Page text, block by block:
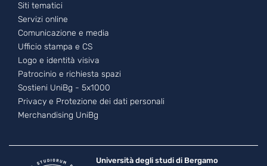
Footer - 3
Siti tematici
Servizi online
Comunicazione e media
Ufficio stampa e CS
Logo e identità visiva
Patrocinio e richiesta spazi
Sostieni UniBg - 5x1000
Privacy e Protezione dei dati personali
Merchandising UniBg
Università degli studi di Bergamo